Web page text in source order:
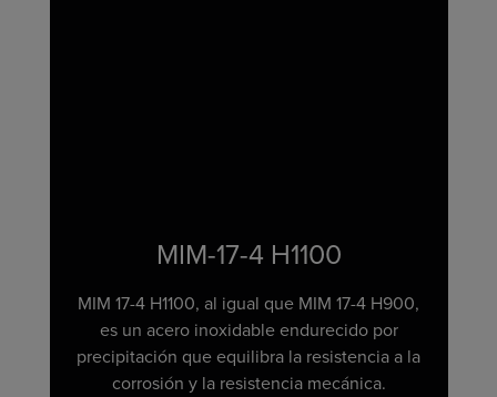
MIM-17-4 H1100
MIM 17-4 H1100, al igual que MIM 17-4 H900,
es un acero inoxidable endurecido por
precipitación que equilibra la resistencia a la
corrosión y la resistencia mecánica.